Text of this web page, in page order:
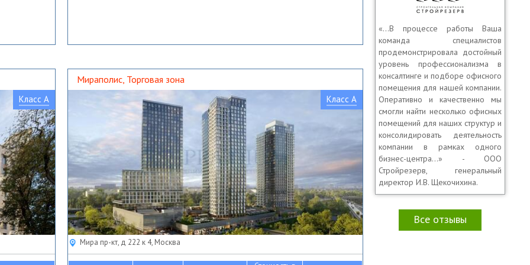
Класс A
Мираполис, Торговая зона
Класс A
Мира пр-кт, д 222 к 4, Москва
«…В процессе работы Ваша
команда специалистов
продемонстрировала достойный
уровень профессионализма в
консалтинге и подборе офисного
помещения для нашей компании.
Оперативно и качественно мы
смогли найти несколько офисных
помещений для наших структур и
консолидировать деятельность
компании в рамках одного
бизнес-центра…» - ООО
Стройрезерв, генеральный
директор И.В. Щекочихина.
Все отзывы